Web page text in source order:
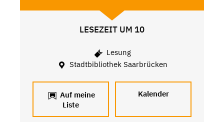
LESEZEIT UM 10
Lesung
Stadtbibliothek Saarbrücken
Auf meine
Liste
Kalender